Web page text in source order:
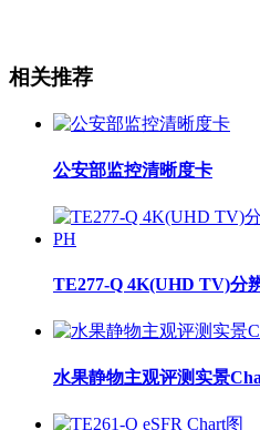
相关推荐
公安部监控清晰度卡
TE277-Q 4K(UHD TV)分
水果静物主观评测实景